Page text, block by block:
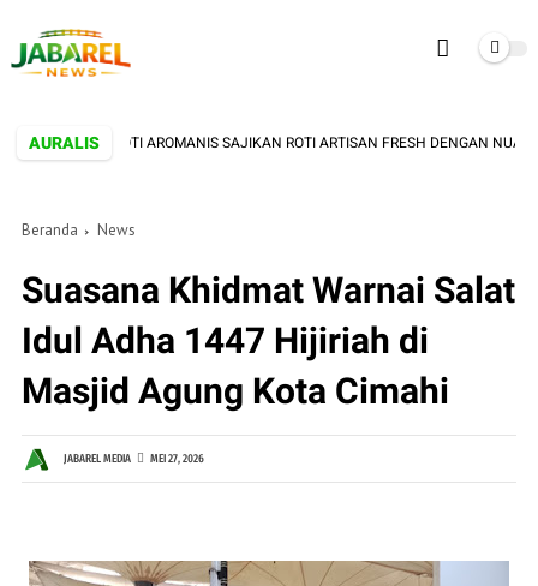
AURALIS
TOKO ROTI AROMANIS SAJIKAN ROTI ARTISAN FRESH DENGAN NUANSA
Beranda News
Suasana Khidmat Warnai Salat
Idul Adha 1447 Hijiriah di
Masjid Agung Kota Cimahi
JABAREL MEDIA MEI 27, 2026